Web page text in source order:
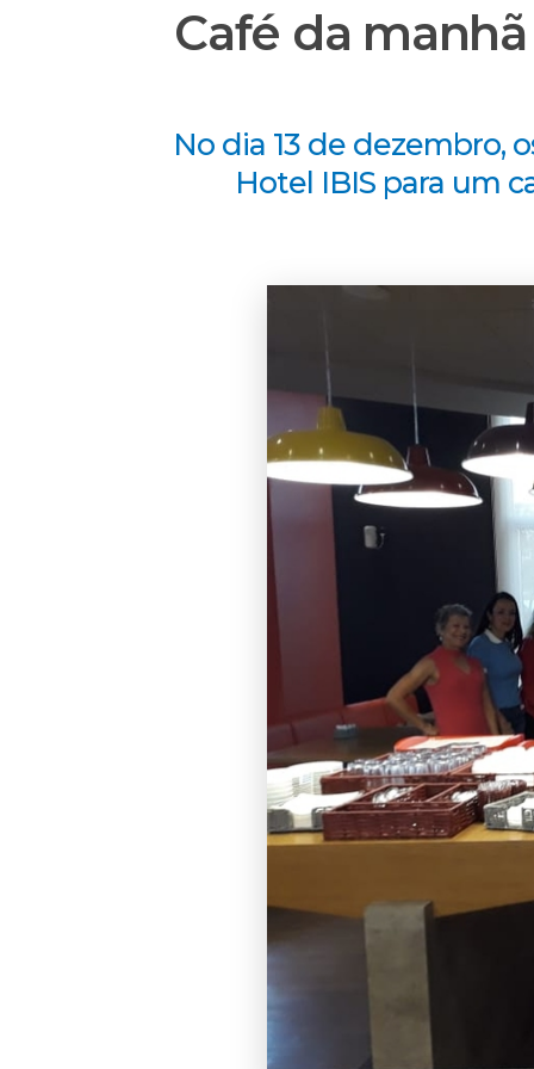
Café da
No dia 13 de dezembro,
Hotel IBIS para um